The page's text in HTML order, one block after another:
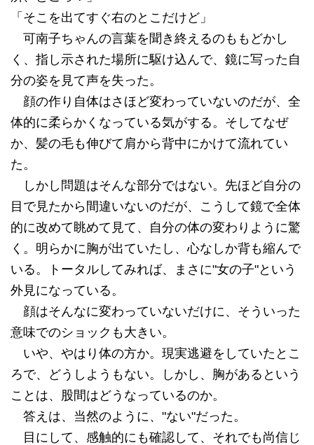
「そこを出てすぐ右のとこだけど」
可南子ちゃんの言葉を聞き終えるのももどかし
く、指し示された場所に駆け込んで、鏡に写った自
分の姿を見て声を失った。
顔の作り自体はさほど変わっていないのだが、全
体的に柔らかくなっている気がする。そしてなぜ
か、髪の毛も伸びて肩から背中にかけて流れてい
た。
しかし問題はそんな部分ではない。先ほど自分の
目で見たから間違いないのだが、こうして鏡で全体
的に改めて眺めて見て、自分の体の変わりように驚
く。明らかに胸が出ていたし、心なしか背も縮んで
いる。トータルしてみれば、まさに"女の子"という
外見になっている。
顔はそんなに変わっていないだけに、そういった
意味でのショックも大きい。
いや、やはり体の方か。現実逃避をしていたとこ
ろで、どうしようもない。しかし、胸があるという
ことは、股間はどうなっているのか。
答えは、当然のように、"ない"だった。
目にして、感触的にも確認して、それでも尚信じ